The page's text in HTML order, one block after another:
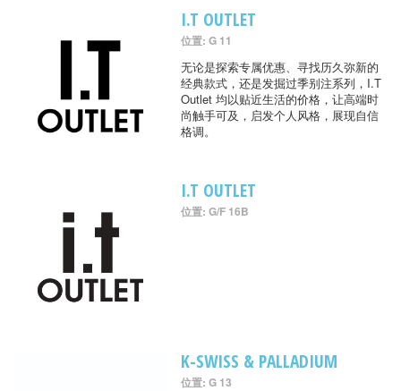
I.T OUTLET
位置: G 11
无论是探索专属优惠、寻找历久弥新的
经典款式，还是发掘过季别注系列，I.T
Outlet 均以贴近生活的价格，让高端时
尚触手可及，启发个人风格，展现自信
格调。
I.T OUTLET
位置: G/F 16B
K-SWISS & PALLADIUM
位置: G 13